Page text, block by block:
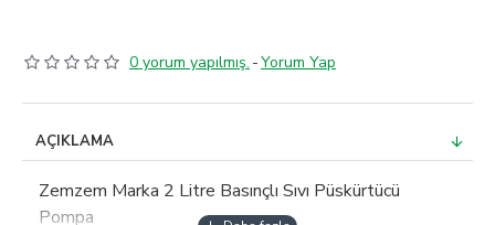
0 yorum yapılmış. -Yorum Yap
AÇIKLAMA
Zemzem Marka 2 Litre Basınçlı Sıvı Püskürtücü
Pompa